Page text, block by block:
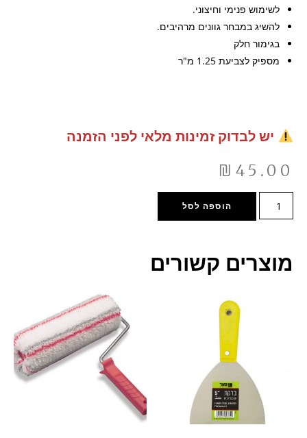
לשימוש פנימי וחיצוני.
להשיג במבחר גוונים מרהיבים.
בגימור חלק
מספיק לצביעת 1.25 מ"ר
יש לבדוק זמינות מלאי לפני הזמנה
₪ 45.00
הוספה לסל
מוצרים קשורים